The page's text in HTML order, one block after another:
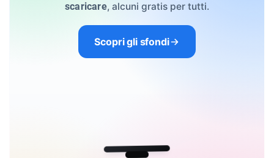
scaricare, alcuni gratis per tutti.
Scopri gli sfondi